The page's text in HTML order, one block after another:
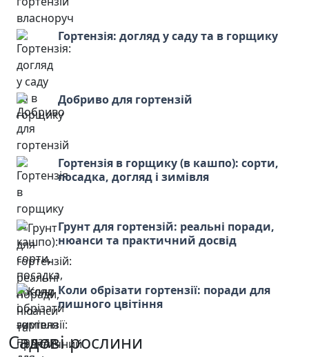
Гортензія: догляд у саду та в горщику
Добриво для гортензій
Гортензія в горщику (в кашпо): сорти,
посадка, догляд і зимівля
Грунт для гортензій: реальні поради,
нюанси та практичний досвід
Коли обрізати гортензії: поради для
пишного цвітіння
Садові рослини